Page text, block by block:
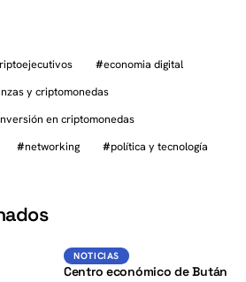
#economia digital
y criptomonedas
en criptomonedas
#networking #política y tecnología
Noticias
NOTICIAS
Centro económico de Bután